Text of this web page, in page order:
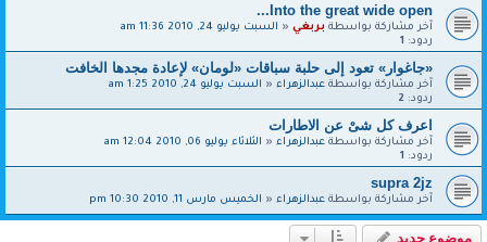
Into the great wide open...
آخر مشاركة بواسطةبربغي« السبت يوليو 24, 2010 11:36 am
ردود:
«جاغوار» تعود إلى حلبة سباقات «لومان» لإعادة مجدها الخافت
آخر مشاركة بواسطةعبدالزهراء« السبت يوليو 24, 2010 1:25 am
ردود: 2
اعرف كل شىْ عن الاطارات
آخر مشاركة بواسطةعبدالزهراء« الثلاثاء يوليو 06, 2010 12:04 am
ردود:
supra 2jz
آخر مشاركة بواسطةعبدالزهراء« الخميس مارس 11, 2010 10:30 pm
موضوع جديد